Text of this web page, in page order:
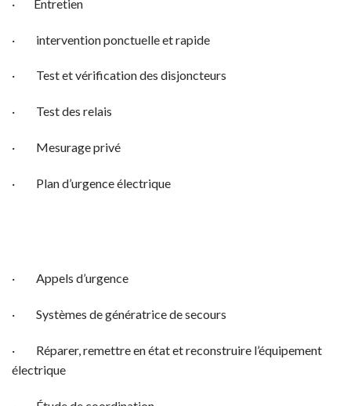
· Entretien
· intervention ponctuelle et rapide
· Test et vérification des disjoncteurs
· Test des relais
· Mesurage privé
· Plan d’urgence électrique
· Appels d’urgence
· Systèmes de génératrice de secours
· Réparer, remettre en état et reconstruire l’équipement
électrique